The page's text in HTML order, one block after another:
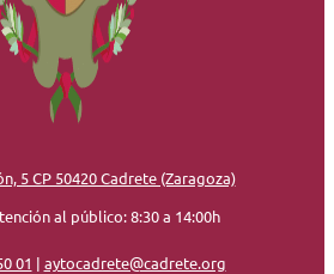
5 CP 50420 Cadrete (Zaragoza)
al público: 8:30 a 14:00h
01 | aytocadrete@cadrete.org